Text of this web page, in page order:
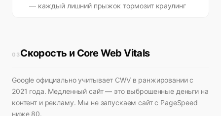
— каждый лишний прыжок тормозит краулинг
03Скорость и Core Web Vitals
Google официально учитывает CWV в ранжировании с
2021 года. Медленный сайт — это выброшенные деньги на
контент и рекламу. Мы не запускаем сайт с PageSpeed
ниже 80.